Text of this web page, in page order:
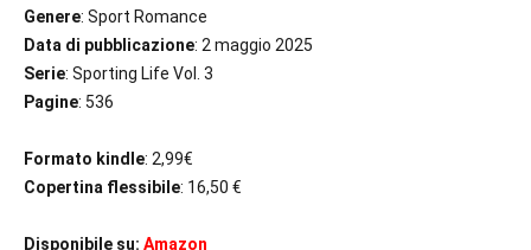
Genere: Sport Romance
Data di pubblicazione: 2 maggio 2025
Serie: Sporting Life Vol. 3
Pagine: 536
Formato kindle: 2,99€
Copertina flessibile: 16,50 €
Disponibile su: Amazon